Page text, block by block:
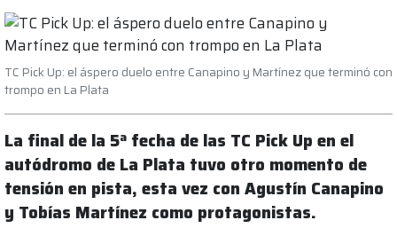
TC Pick Up: el áspero duelo entre Canapino y Martínez que terminó con
trompo en La Plata
La final de la 5ª fecha de las TC Pick Up en el
autódromo de La Plata tuvo otro momento de
tensión en pista, esta vez con Agustín Canapino
y Tobías Martínez como protagonistas.